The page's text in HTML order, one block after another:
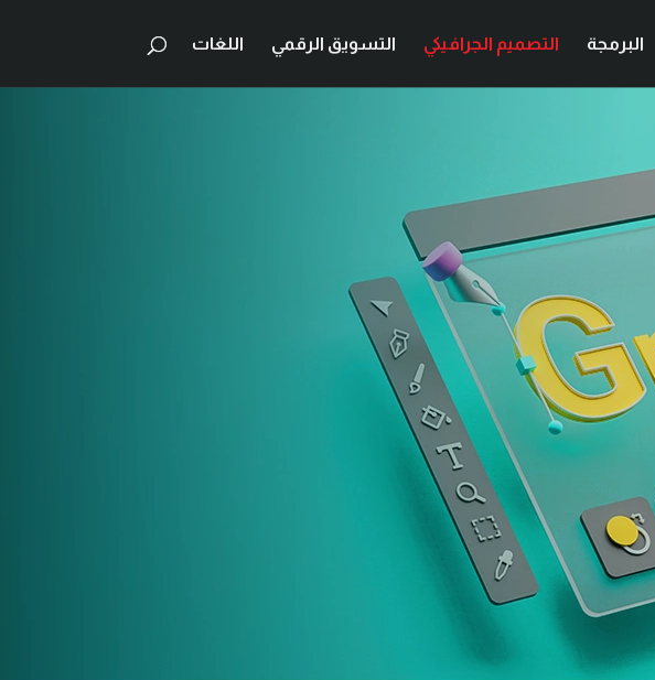
البرمجة التصميم الجرافيكي التسويق الرقمي اللغات